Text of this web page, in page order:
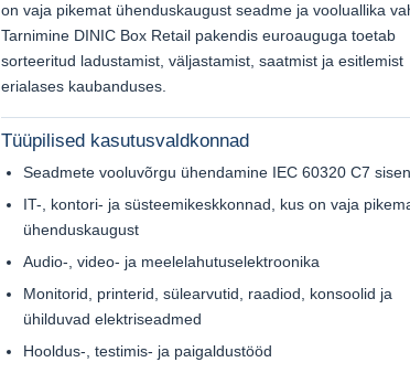
on vaja pikemat ühenduskaugust seadme ja vooluallika
Tarnimine DINIC Box Retail pakendis euroauguga toetab
sorteeritud ladustamist, väljastamist, saatmist ja esitlemist
erialases kaubanduses.
Tüüpilised kasutusvaldkonnad
Seadmete vooluvõrgu ühendamine IEC 60320 C7
IT-, kontori- ja süsteemikeskkonnad, kus on vaja
ühenduskaugust
Audio-, video- ja meelelahutuselektroonika
Monitorid, printerid, sülearvutid, raadiod, konsoolid ja
ühilduvad elektriseadmed
Hooldus-, testimis- ja paigaldustööd